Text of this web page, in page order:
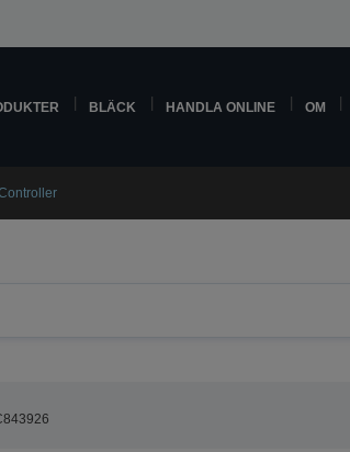
BLÄCK HANDLA ONLINE OM